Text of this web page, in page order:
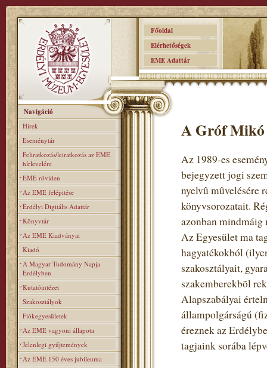
Főoldal
Elérhetőségek
EME Adattár
Navigáció
Hírek
Eseménytár
Feliratkozás/leiratkozás az EME
hírlevelére
EME röviden
Az EME felépitése
Erdélyi Digitális Adattár
Könyvtár
Az EME Kiadványai
Kiadó
A Magyar Tudomány Napja
Erdélyben
Kutatóintézet
Szakosztályok
Fiókegyesületek
Az EME vagyoni állapota
Jelenlegi gyűjtemények
Az EME 150 éves jubileuma
A Gróf
Az 1989-es
bejegyzett jogi
nyelvû mûvelésére
könyvsorozatait.
azonban mindmáig
Az Egyesület ma
hagyatékokból
szakosztályait,
szakemberekbõl
Alapszabályai
állampolgárságú
éreznek az
tagjaink sorába